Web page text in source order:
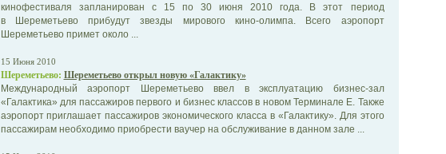
кинофестиваля запланирован с 15 по 30 июня 2010 года. В этот период
в Шереметьево прибудут звезды мирового кино-олимпа. Всего аэропорт
Шереметьево примет около ...
15 Июня 2010
Шереметьево: Шереметьево открыл новую «Галактику»
Международный аэропорт Шереметьево ввел в эксплуатацию бизнес-зал
«Галактика» для пассажиров первого и бизнес классов в новом Терминале Е. Также
аэропорт приглашает пассажиров экономического класса в «Галактику». Для этого
пассажирам необходимо приобрести ваучер на обслуживание в данном зале ...